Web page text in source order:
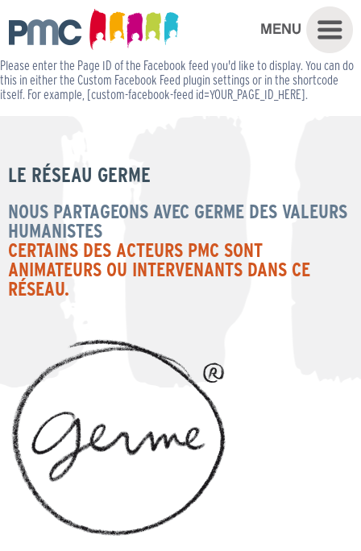
Please enter the Page ID of the Facebook feed you'd like to display. You can do
this in either the Custom Facebook Feed plugin settings or in the shortcode
itself. For example, [custom-facebook-feed id=YOUR_PAGE_ID_HERE].
LE RÉSEAU GERME
NOUS PARTAGEONS AVEC GERME DES VALEURS
HUMANISTES
CERTAINS DES ACTEURS PMC SONT
ANIMATEURS OU INTERVENANTS DANS CE
RÉSEAU.